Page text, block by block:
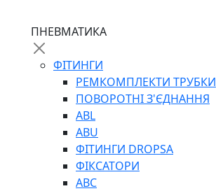
ПНЕВМАТИКА
ФІТИНГИ
РЕМКОМПЛЕКТИ ТРУБКИ
ПОВОРОТНІ З'ЄДНАННЯ
ABL
ABU
ФІТИНГИ DROPSA
ФІКСАТОРИ
ABC